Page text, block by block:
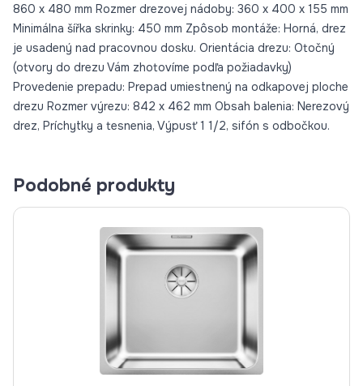
860 x 480 mm Rozmer drezovej nádoby: 360 x 400 x 155 mm
Minimálna šířka skrinky: 450 mm Zpôsob montáže: Horná, drez
je usadený nad pracovnou dosku. Orientácia drezu: Otočný
(otvory do drezu Vám zhotovíme podľa požiadavky)
Provedenie prepadu: Prepad umiestnený na odkapovej ploche
drezu Rozmer výrezu: 842 x 462 mm Obsah balenia: Nerezový
drez, Príchytky a tesnenia, Výpusť 1 1/2, sifón s odbočkou.
Podobné produkty